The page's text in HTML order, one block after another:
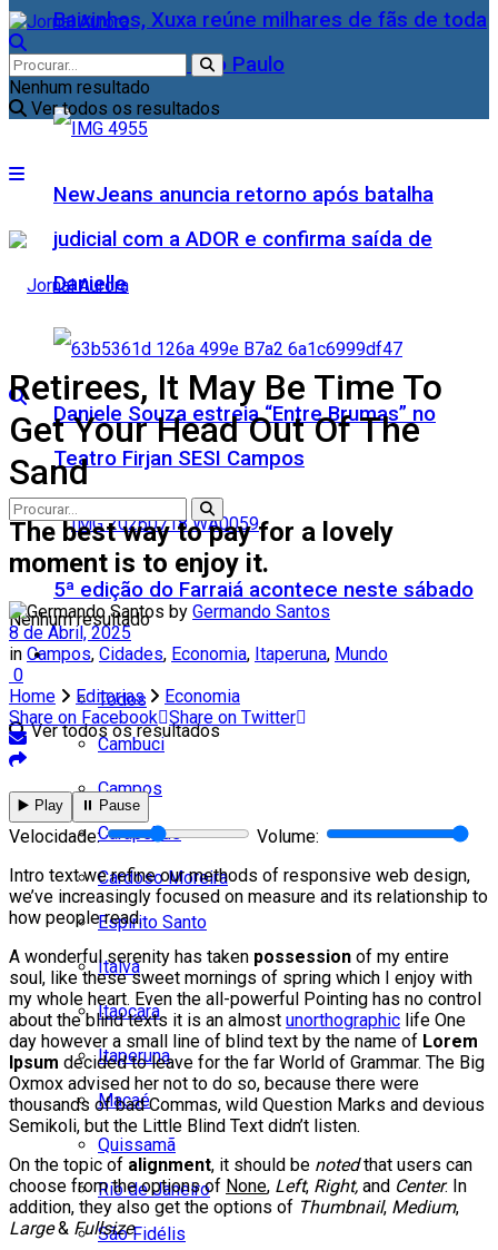
Baixinhos, Xuxa reúne milhares de fãs de toda
as idades, em São Paulo
NewJeans anuncia retorno após batalha
judicial com a ADOR e confirma saída de
Danielle
Daniele Souza estreia “Entre Brumas” no
Teatro Firjan SESI Campos
5ª edição do Farraiá acontece neste sábado
Cidades
Todos
Cambuci
Campos
Carapebus
Cardoso Moreira
Espírito Santo
Italva
Itaocara
Itaperuna
Macaé
Quissamã
Rio de Janeiro
São Fidélis
Nenhum resultado
Ver todos os resultados
Nenhum resultado
Ver todos os resultados
Retirees, It May Be Time To
Get Your Head Out Of The
Sand
The best way to pay for a lovely
moment is to enjoy it.
by Germando Santos
8 de Abril, 2025
in Campos, Cidades, Economia, Itaperuna, Mundo
0
Home
Editorias
Economia
Share on Facebook Share on Twitter
▶️ Play ⏸️ Pause
Velocidade:
Volume:
Intro text we refine our methods of responsive web design,
we’ve increasingly focused on measure and its relationship to
how people read.
A wonderful serenity has taken possession of my entire
soul, like these sweet mornings of spring which I enjoy with
my whole heart. Even the all-powerful Pointing has no control
about the blind texts it is an almost unorthographic life One
day however a small line of blind text by the name of Lorem
Ipsum decided to leave for the far World of Grammar. The Big
Oxmox advised her not to do so, because there were
thousands of bad Commas, wild Question Marks and devious
Semikoli, but the Little Blind Text didn’t listen.
On the topic of alignment, it should be notedthat users can
choose from the options of None, Left, Right, and Center. In
addition, they also get the options of Thumbnail, Medium,
Large& Fullsize.